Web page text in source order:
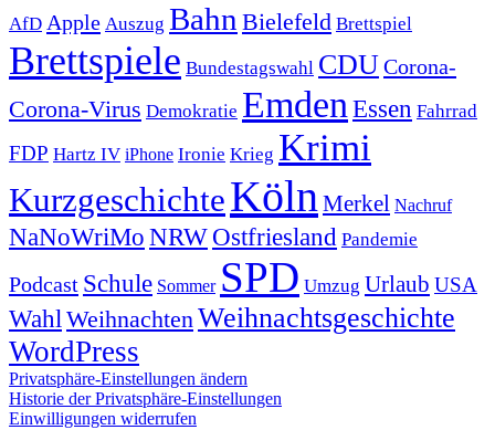
AfD Apple Auszug Bahn Bielefeld Brettspiel
Brettspiele Bundestagswahl CDUCorona-
Corona-Virus Demokratie Emden Essen Fahrrad
FDP Hartz IV iPhone Ironie Krieg Krimi
KurzgeschichteKölnMerkel Nachruf
NaNoWriMo NRWOstfriesland Pandemie
Podcast Schule Sommer SPD Umzug Urlaub USA
WahlWeihnachtenWeihnachtsgeschichte
WordPress
Privatsphäre-Einstellungen ändern
Historie der Privatsphäre-Einstellungen
Einwilligungen widerrufen